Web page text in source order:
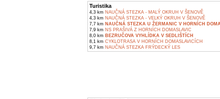
Turistika
4,3 km NAUČNÁ STEZKA - MALÝ OKRUH V ŠENOVĚ
4,3 km NAUČNÁ STEZKA - VELKÝ OKRUH V ŠENOVĚ
7,7 km NAUČNÁ STEZKA U ŽERMANIC V HORNÍCH
7,9 km NS PRAŠIVÁ Z HORNÍCH DOMASLAVIC
8,0 km BEZRUČOVA VYHLÍDKA V SEDLIŠTÍCH
8,1 km CYKLOTRASA V HORNÍCH DOMASLAVICÍCH
9,7 km NAUČNÁ STEZKA FRÝDECKÝ LES